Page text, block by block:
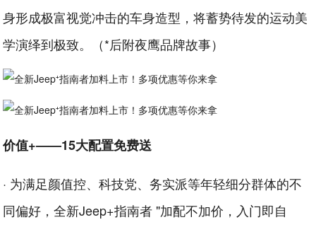
身形成极富视觉冲击的车身造型，将蓄势待发的运动美
学演绎到极致。（*后附夜鹰品牌故事）
价值+——15大配置免费送
· 为满足颜值控、科技党、务实派等年轻细分群体的不
同偏好，全新Jeep+指南者 "加配不加价，入门即自